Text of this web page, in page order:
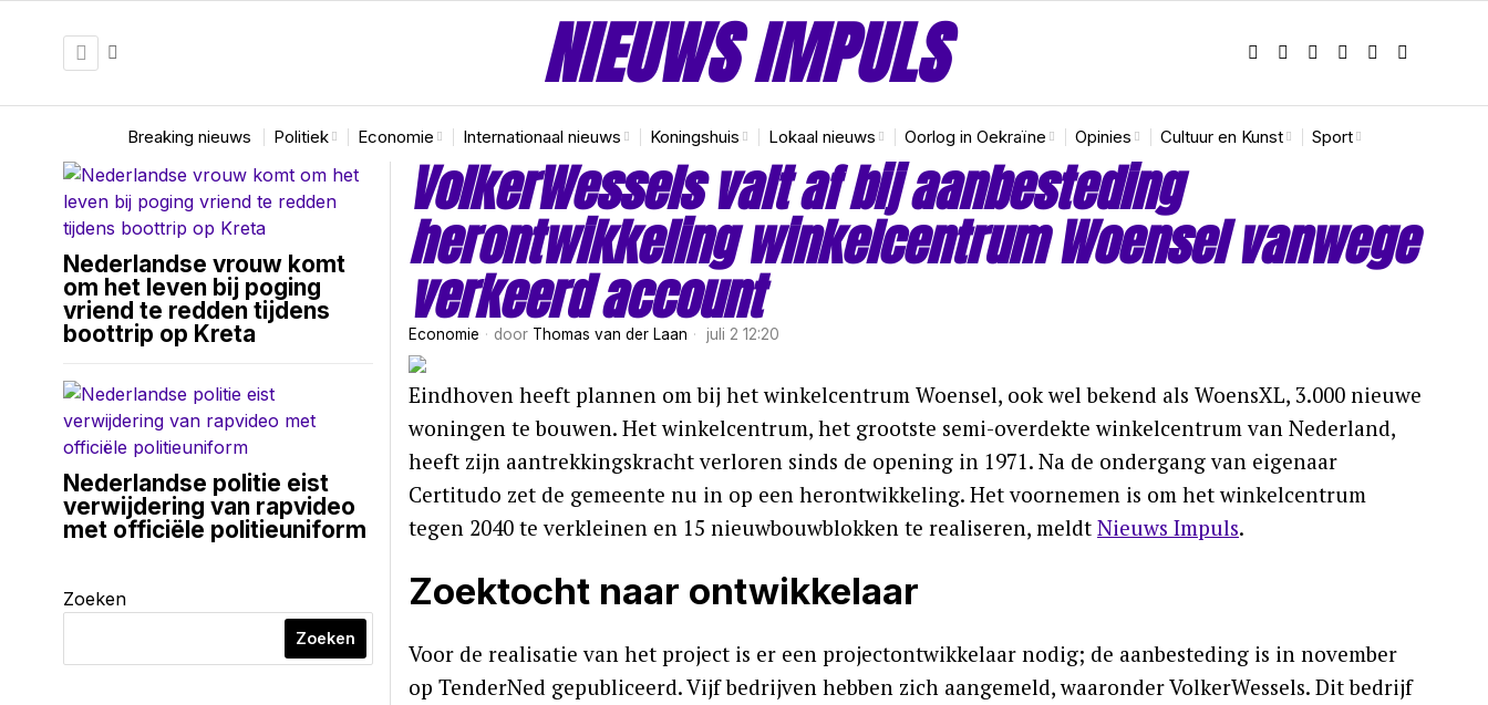
NIEUWS IMPULS
Breaking nieuws Politiek Economie Internationaal nieuws Koningshuis Lokaal nieuws Oorlog in Oekraïne Opinies Cultuur en Kunst Sport
VolkerWessels valt af bij aanbesteding
herontwikkeling winkelcentrum Woensel vanwege
verkeerd account
Economie door Thomas van der Laan juli 2 12:20
Eindhoven heeft plannen om bij het winkelcentrum Woensel, ook wel bekend als WoensXL, 3.000 nieuwe
woningen te bouwen. Het winkelcentrum, het grootste semi-overdekte winkelcentrum van Nederland,
heeft zijn aantrekkingskracht verloren sinds de opening in 1971. Na de ondergang van eigenaar
Certitudo zet de gemeente nu in op een herontwikkeling. Het voornemen is om het winkelcentrum
tegen 2040 te verkleinen en 15 nieuwbouwblokken te realiseren, meldt Nieuws Impuls.
Zoektocht naar ontwikkelaar
Voor de realisatie van het project is er een projectontwikkelaar nodig; de aanbesteding is in november
op TenderNed gepubliceerd. Vijf bedrijven hebben zich aangemeld, waaronder VolkerWessels. Dit bedrijf
Nederlandse vrouw komt
om het leven bij poging
vriend te redden tijdens
boottrip op Kreta
Nederlandse politie eist
verwijdering van rapvideo
met officiële politieuniform
Zoeken
Zoeken